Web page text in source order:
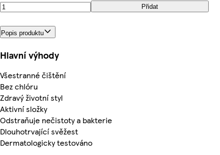
Přidat
Popis produktu
Hlavní výhody
Všestranné čištění
Bez chlóru
Zdravý životní styl
Aktivní složky
Odstraňuje nečistoty a bakterie
Dlouhotrvající svěžest
Dermatologicky testováno